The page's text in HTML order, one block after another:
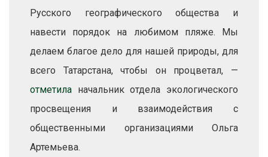
Русского географического общества и
навести порядок на любимом пляже. Мы
делаем благое дело для нашей природы, для
всего Татарстана, чтобы он процветал, —
отметила начальник отдела экологического
просвещения и взаимодействия с
общественными организациями Ольга
Артемьева.